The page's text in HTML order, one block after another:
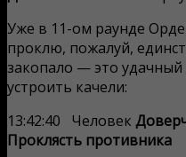
Уже в 11-ом раунде
проклю, пожалуй,
закопало — это
устроить качели:
13:42:40 Человек
Проклясть противника